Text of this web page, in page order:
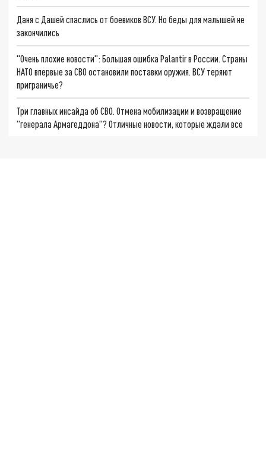
Даня с Дашей спаслись от боевиков ВСУ. Но беды для малышей не
закончились
"Очень плохие новости": Большая ошибка Palantir в России. Страны
НАТО впервые за СВО остановили поставки оружия. ВСУ теряют
приграничье?
Три главных инсайда об СВО. Отмена мобилизации и возвращение
"генерала Армагеддона"? Отличные новости, которые ждали все